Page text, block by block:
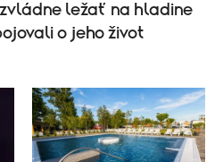
ležať na hladine
o jeho život